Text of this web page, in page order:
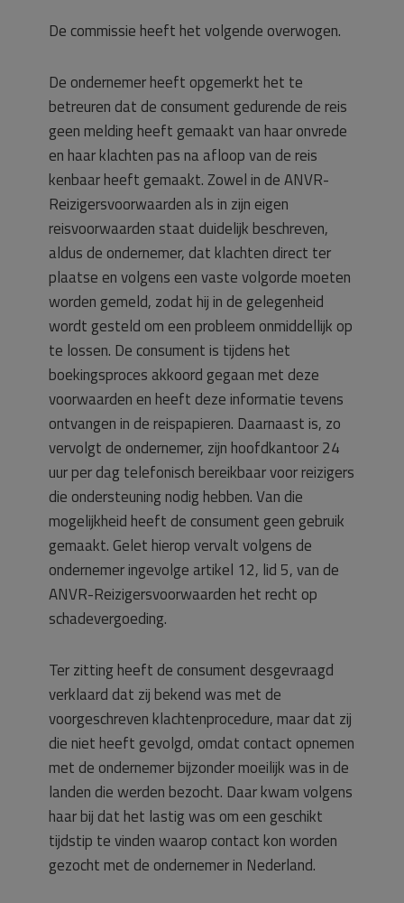
De commissie heeft het volgende overwogen.
De ondernemer heeft opgemerkt het te
betreuren dat de consument gedurende de reis
geen melding heeft gemaakt van haar onvrede
en haar klachten pas na afloop van de reis
kenbaar heeft gemaakt. Zowel in de ANVR-
Reizigersvoorwaarden als in zijn eigen
reisvoorwaarden staat duidelijk beschreven,
aldus de ondernemer, dat klachten direct ter
plaatse en volgens een vaste volgorde moeten
worden gemeld, zodat hij in de gelegenheid
wordt gesteld om een probleem onmiddellijk op
te lossen. De consument is tijdens het
boekingsproces akkoord gegaan met deze
voorwaarden en heeft deze informatie tevens
ontvangen in de reispapieren. Daarnaast is, zo
vervolgt de ondernemer, zijn hoofdkantoor 24
uur per dag telefonisch bereikbaar voor reizigers
die ondersteuning nodig hebben. Van die
mogelijkheid heeft de consument geen gebruik
gemaakt. Gelet hierop vervalt volgens de
ondernemer ingevolge artikel 12, lid 5, van de
ANVR-Reizigersvoorwaarden het recht op
schadevergoeding.
Ter zitting heeft de consument desgevraagd
verklaard dat zij bekend was met de
voorgeschreven klachtenprocedure, maar dat zij
die niet heeft gevolgd, omdat contact opnemen
met de ondernemer bijzonder moeilijk was in de
landen die werden bezocht. Daar kwam volgens
haar bij dat het lastig was om een geschikt
tijdstip te vinden waarop contact kon worden
gezocht met de ondernemer in Nederland.